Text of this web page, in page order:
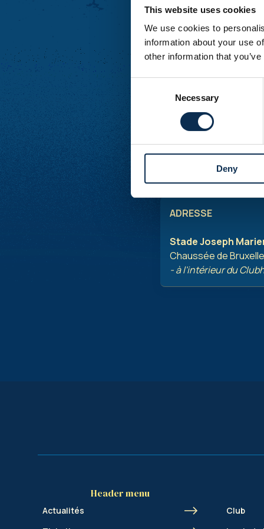
This website uses cookies
We use cookies to
information about your use
other information that
Necessary
Deny
Samedi
D'autres ouvertures
JOURS DE MATCH
autre service lié au
nos tribunesà partir
* Le helpdesk est
ADRESSE
Stade Joseph
Chaussée de
- à l'intérieur du
Header menu
Actualités
Club